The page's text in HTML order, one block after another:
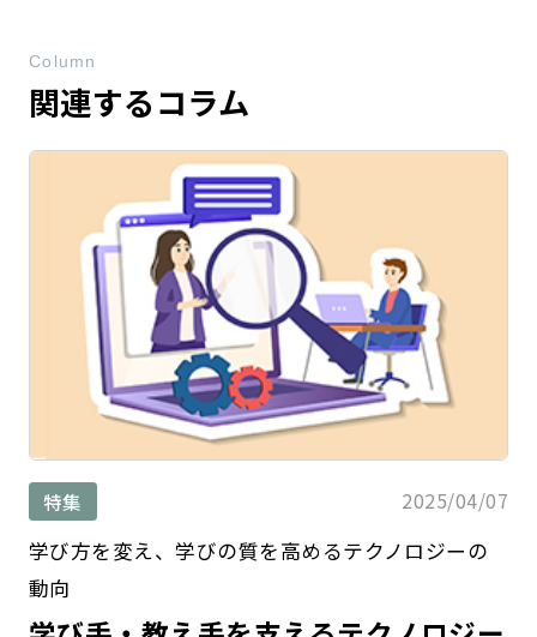
関連するコラム
Column
特集 2025/04/07
学び方を変え、学びの質を高めるテクノロジーの
動向